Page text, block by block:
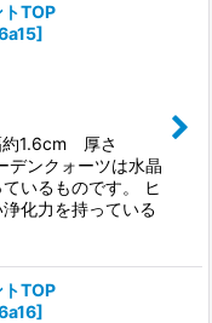
TOP
]
1.6cm 厚さ
デンクォーツは水晶
いるものです。 ヒ
化力を持っている
TOP
]